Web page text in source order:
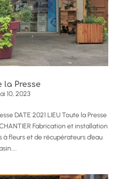
la Presse
10, 2023
DATE 2021 LIEU Toute la Presse
Fabrication et installation
à fleurs et de récupérateurs d’eau